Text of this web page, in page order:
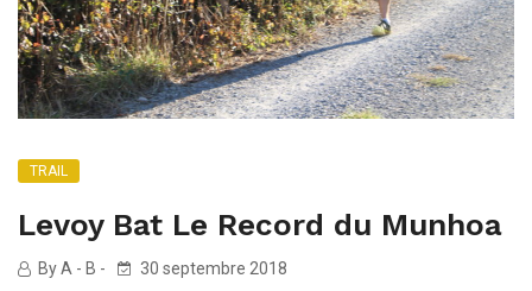
TRAIL
Levoy Bat Le Record du Munhoa
By A - B - 30 septembre 2018